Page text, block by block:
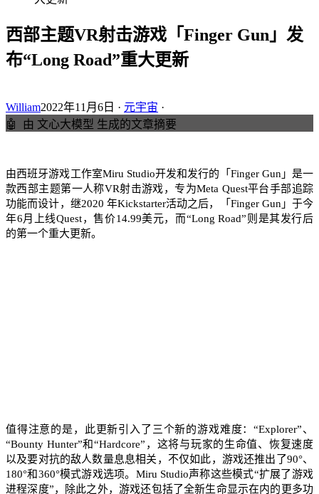
西部主题VR射击游戏「Finger Gun」发
布“Long Road”重大更新
William2022年11月6日 · 元宇宙 ·
🤖
由 文心大模型 生成的文章摘要
由西班牙游戏工作室Miru Studio开发和发行的「Finger Gun」是一
款西部主题第一人称VR射击游戏，专为Meta Quest平台手部追踪
功能而设计，继2020 年Kickstarter活动之后，「Finger Gun」于今
年6月上线Quest，售价14.99美元，而“Long Road”则是其发行后
的第一个重大更新。
值得注意的是，此更新引入了三个新的游戏难度：“Explorer”、
“Bounty Hunter”和“Hardcore”，这将与玩家的生命值、恢复速度
以及要对抗的敌人数量息息相关，不仅如此，游戏还推出了90°、
180°和360°模式游戏选项。Miru Studio声称这些模式“扩展了游戏
进程深度”，除此之外，游戏还包括了全新生命显示在内的更多功